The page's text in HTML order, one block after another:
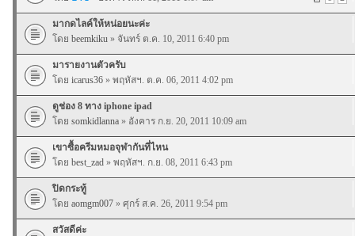
มากดไลค์ให้หน่อยนะค่ะ
โดย beemkiku » จันทร์ ต.ค. 10, 2011 6:40 pm
มารายงานตัวครับ
โดย icarus36 » พฤหัสฯ. ต.ค. 06, 2011 4:02 pm
ดูช่อง 8 ทาง iphone ipad
โดย somkidlanna » อังคาร ก.ย. 20, 2011 10:09 am
เขาซื้อครีมหมอจุฬากันที่ไหน
โดย best_zad » พฤหัสฯ. ก.ย. 08, 2011 6:43 pm
ปิดกระทู้
โดย aomgm007 » ศุกร์ ส.ค. 26, 2011 9:54 pm
สวัสดีค่ะ